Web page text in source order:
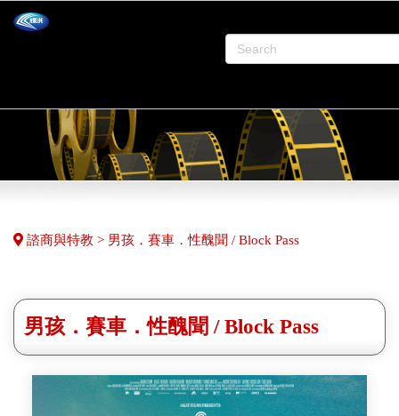
諮商與特教 > 男孩．賽車．性醜聞 / Block Pass
男孩．賽車．性醜聞 / Block Pass